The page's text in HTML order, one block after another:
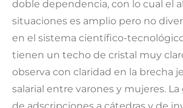
doble dependencia, con lo cual el
situaciones es amplio pero no
en el sistema científico-
tienen un techo de cristal muy
observa con claridad en la brecha
salarial entre varones y mujeres.